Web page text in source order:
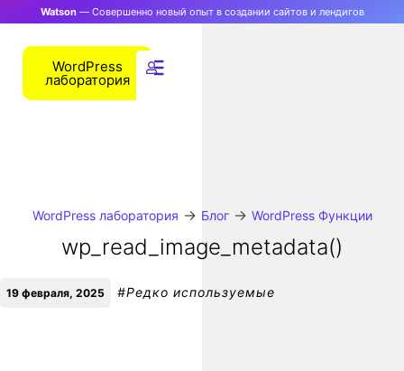
Watson— Совершенно новый опыт в создании сайтов и лендигов
WordPress
лаборатория
WordPress лаборатория → Блог→ WordPress Функции
wp_read_image_metadata()
19 февраля, 2025 #Редко используемые